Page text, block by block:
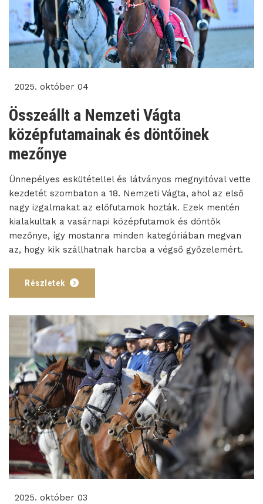
2025. október 04
Összeállt a Nemzeti Vágta
középfutamainak és döntőinek
mezőnye
Ünnepélyes eskütétellel és látványos megnyitóval vette
kezdetét szombaton a 18. Nemzeti Vágta, ahol az első
nagy izgalmakat az előfutamok hozták. Ezek mentén
kialakultak a vasárnapi középfutamok és döntők
mezőnye, így mostanra minden kategóriában megvan
az, hogy kik szállhatnak harcba a végső győzelemért.
Részletek
2025. október 03